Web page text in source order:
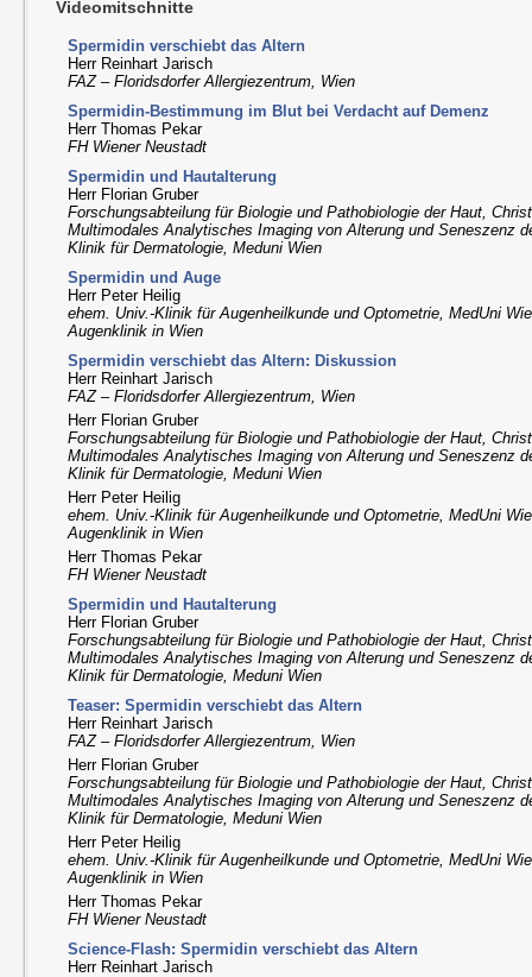
Videomitschnitte
Spermidin verschiebt das Altern
Herr Reinhart Jarisch
FAZ – Floridsdorfer Allergiezentrum, Wien
Spermidin-Bestimmung im Blut bei Verdacht auf Demenz
Herr Thomas Pekar
FH Wiener Neustadt
Spermidin und Hautalterung
Herr Florian Gruber
Forschungsabteilung für Biologie und Pathobiologie der Haut,
Multimodales Analytisches Imaging von Alterung und Seneszenz
Klinik für Dermatologie, Meduni Wien
Spermidin und Auge
Herr Peter Heilig
ehem. Univ.-Klinik für Augenheilkunde und Optometrie, MedUni
Augenklinik in Wien
Spermidin verschiebt das Altern: Diskussion
Herr Reinhart Jarisch
FAZ – Floridsdorfer Allergiezentrum, Wien
Herr Florian Gruber
Forschungsabteilung für Biologie und Pathobiologie der Haut,
Multimodales Analytisches Imaging von Alterung und Seneszenz
Klinik für Dermatologie, Meduni Wien
Herr Peter Heilig
ehem. Univ.-Klinik für Augenheilkunde und Optometrie, MedUni
Augenklinik in Wien
Herr Thomas Pekar
FH Wiener Neustadt
Spermidin und Hautalterung
Herr Florian Gruber
Forschungsabteilung für Biologie und Pathobiologie der Haut,
Multimodales Analytisches Imaging von Alterung und Seneszenz
Klinik für Dermatologie, Meduni Wien
Teaser: Spermidin verschiebt das Altern
Herr Reinhart Jarisch
FAZ – Floridsdorfer Allergiezentrum, Wien
Herr Florian Gruber
Forschungsabteilung für Biologie und Pathobiologie der Haut,
Multimodales Analytisches Imaging von Alterung und Seneszenz
Klinik für Dermatologie, Meduni Wien
Herr Peter Heilig
ehem. Univ.-Klinik für Augenheilkunde und Optometrie, MedUni
Augenklinik in Wien
Herr Thomas Pekar
FH Wiener Neustadt
Science-Flash: Spermidin verschiebt das Altern
Herr Reinhart Jarisch